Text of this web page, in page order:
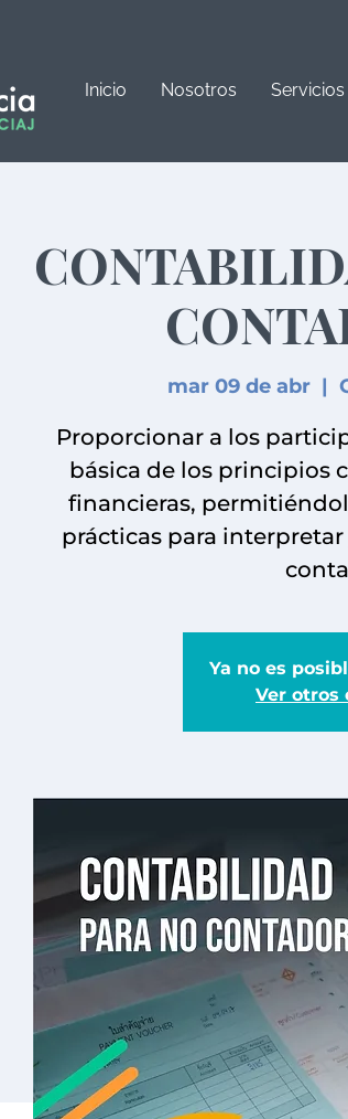
Inicio Nosotros Servicios
mar 09 de abr
  |
Proporcionar a los
básica de los principios
financieras,
prácticas para
Ya no es
Ver otros